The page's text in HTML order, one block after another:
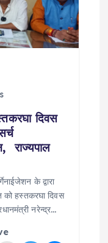
दिवस
राज्यपाल
के द्वारा
हस्तकरघा दिवस
नरेन्द्र…